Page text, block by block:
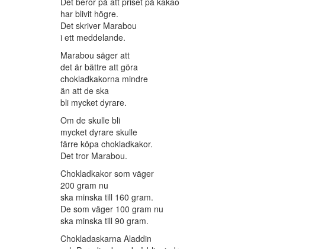
har blivit högre.
Det skriver Marabou
i ett meddelande.
Marabou säger att
det är bättre att göra
chokladkakorna mindre
än att de ska
bli mycket dyrare.
Om de skulle bli
mycket dyrare skulle
färre köpa chokladkakor.
Det tror Marabou.
Chokladkakor som väger
200 gram nu
ska minska till 160 gram.
De som väger 100 gram nu
ska minska till 90 gram.
Chokladaskarna Aladdin